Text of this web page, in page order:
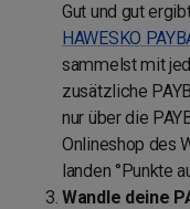
Gut und gut
HAWESKO
sammelst mit
zusätzliche
nur über die
Onlineshop des
landen °Punkte
Wandle deine